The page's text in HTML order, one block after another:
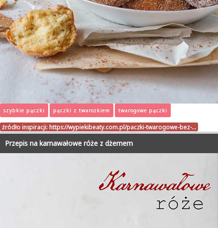
szybkie pączki pączki z twarożkiem twarogowe pączki
źródło inspiracji: https://wypiekibeaty.com.pl/paczki-twarogowe-bez-…
Przepis na karnawałowe róże z dżemem